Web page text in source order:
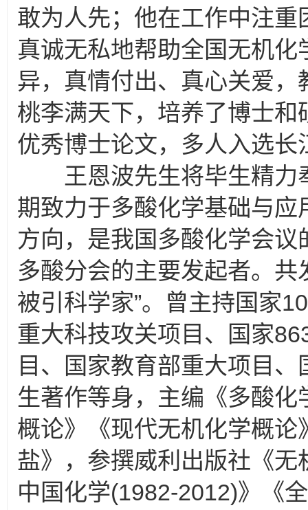
敢为人先；他在工作中注
真诚无私地帮助全国无机
异，真情付出、真心关爱
桃李满天下，培养了博士
优秀博士论文，多人入选
王恩波先生将毕生精力
期致力于多酸化学基础与
方向，是我国多酸化学会
多酸分会的主要发起者。
被引科学家”。曾主持国家
重大科技攻关项目、国家
目、国家教育部重大项目
生著作等身，主编《多酸
概论》《现代无机化学概
盐》，参撰威利出版社《
中国化学(1982-2012)》《